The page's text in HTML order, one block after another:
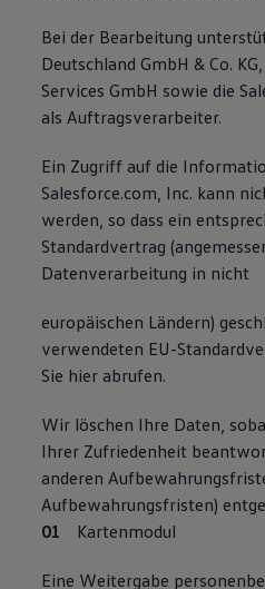
Bei der Bearbeitung
Deutschland GmbH & Co.
Services GmbH sowie die
als Auftragsverarbeiter.
Ein Zugriff auf die
Salesforce.com, Inc. kann
werden, so dass ein
Standardvertrag
Datenverarbeitung in nicht
europäischen Ländern)
verwendeten EU-
Sie hier abrufen.
Wir löschen Ihre Daten,
Ihrer Zufriedenheit
anderen
Aufbewahrungsfristen)
Kartenmodul
Eine Weitergabe